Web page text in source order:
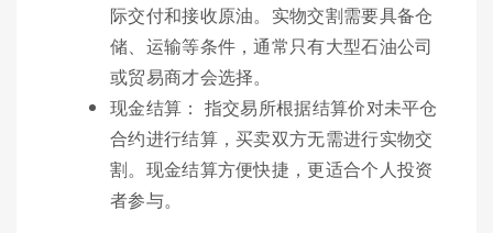
际交付和接收原油。实物交割需要具备仓
储、运输等条件，通常只有大型石油公司
或贸易商才会选择。
现金结算： 指交易所根据结算价对未平仓
合约进行结算，买卖双方无需进行实物交
割。现金结算方便快捷，更适合个人投资
者参与。